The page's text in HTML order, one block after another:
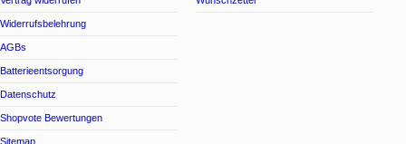
Widerrufsbelehrung
AGBs
Batterieentsorgung
Datenschutz
Shopvote Bewertungen
Sitemap